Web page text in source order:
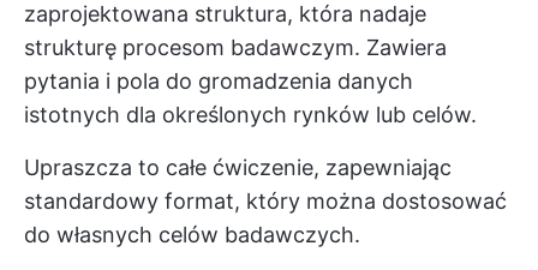
zaprojektowana struktura, która nadaje
strukturę procesom badawczym. Zawiera
pytania i pola do gromadzenia danych
istotnych dla określonych rynków lub celów.
Upraszcza to całe ćwiczenie, zapewniając
standardowy format, który można dostosować
do własnych celów badawczych.